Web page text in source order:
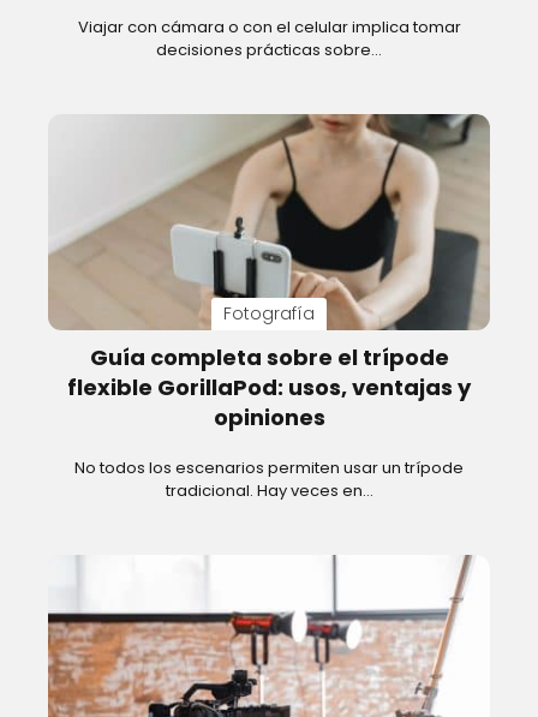
Viajar con cámara o con el celular implica tomar
decisiones prácticas sobre…
Fotografía
Guía completa sobre el trípode
flexible GorillaPod: usos, ventajas y
opiniones
No todos los escenarios permiten usar un trípode
tradicional. Hay veces en…